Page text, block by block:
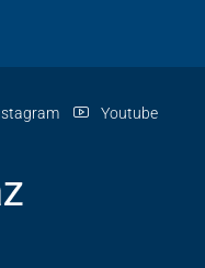
Youtube